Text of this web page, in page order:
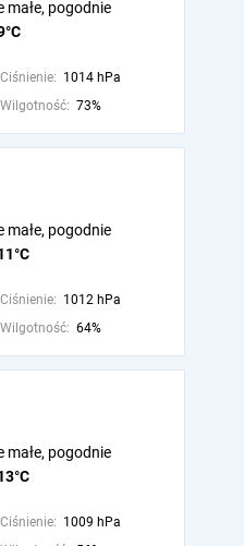
małe, pogodnie
Ciśnienie: 1014 hPa
Wilgotność: 73%
małe, pogodnie
Ciśnienie: 1012 hPa
Wilgotność: 64%
małe, pogodnie
Ciśnienie: 1009 hPa